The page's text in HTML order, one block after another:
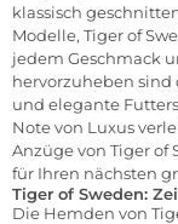
klassisch
Modelle, Tiger of
jedem Geschmack
hervorzuheben sind
und elegante
Note von Luxus
Anzüge von Tiger of
für Ihren nächsten
Tiger of Sweden:
Die Hemden von